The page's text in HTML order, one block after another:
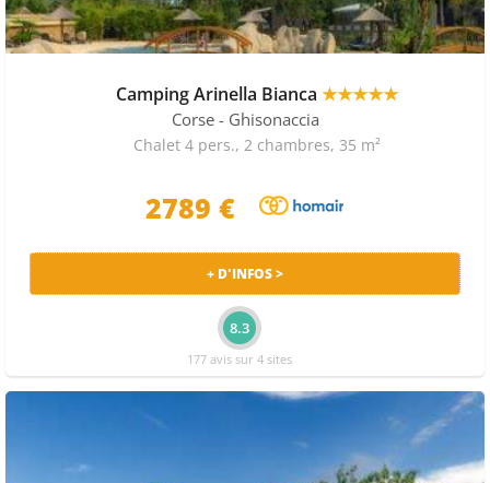
Camping Arinella Bianca ★★★★★
Corse - Ghisonaccia
Chalet 4 pers., 2 chambres, 35 m²
2789 €
+ D'INFOS >
8.3
177 avis sur 4 sites